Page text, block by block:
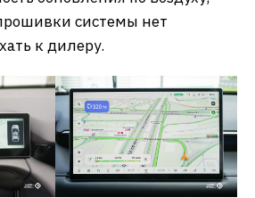
системы нет
к дилеру.